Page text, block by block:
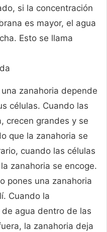
si la concentración
es mayor, el agua
Esto se llama
zanahoria depende
células. Cuando las
crecen grandes y se
que la zanahoria se
cuando las células
zanahoria se encoge.
pones una zanahoria
Cuando la
agua dentro de las
la zanahoria deja